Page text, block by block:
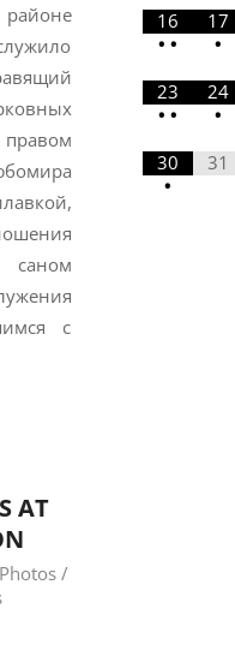
районе
с
AT
Photos /
16
• •
17
•
23
• •
24
•
30
•
31